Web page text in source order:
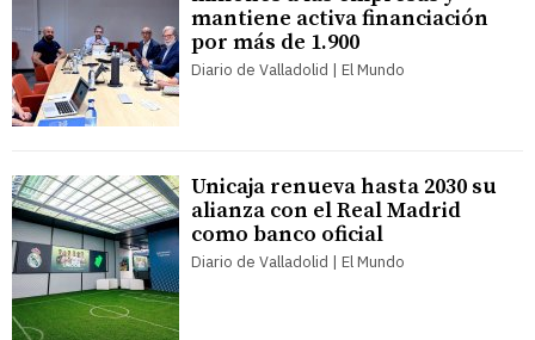
mantiene activa financiación
por más de 1.900
Diario de Valladolid | El Mundo
Unicaja renueva hasta 2030 su
alianza con el Real Madrid
como banco oficial
Diario de Valladolid | El Mundo